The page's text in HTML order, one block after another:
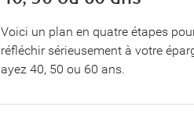
Voici un plan en quatre étapes
réfléchir sérieusement à votre
ayez 40, 50 ou 60 ans.